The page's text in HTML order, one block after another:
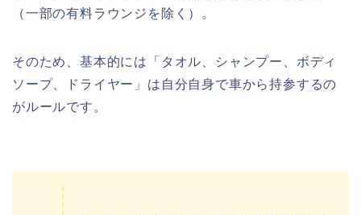
（一部の有料ラウンジを除く）。
そのため、基本的には「タオル、シャンプー、ボディ
ソープ、ドライヤー」は自分自身で車から持参するの
がルールです。